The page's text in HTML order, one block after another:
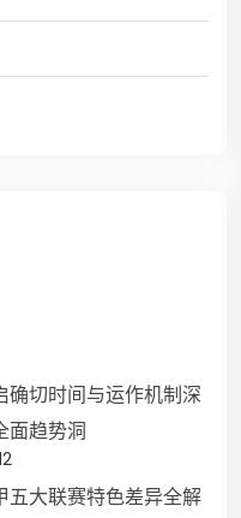
确切时间与运作机制深
面趋势洞
五大联赛特色差异全解